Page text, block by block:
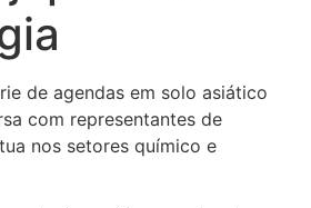
de agendas em solo asiático
com representantes de
nos setores químico e